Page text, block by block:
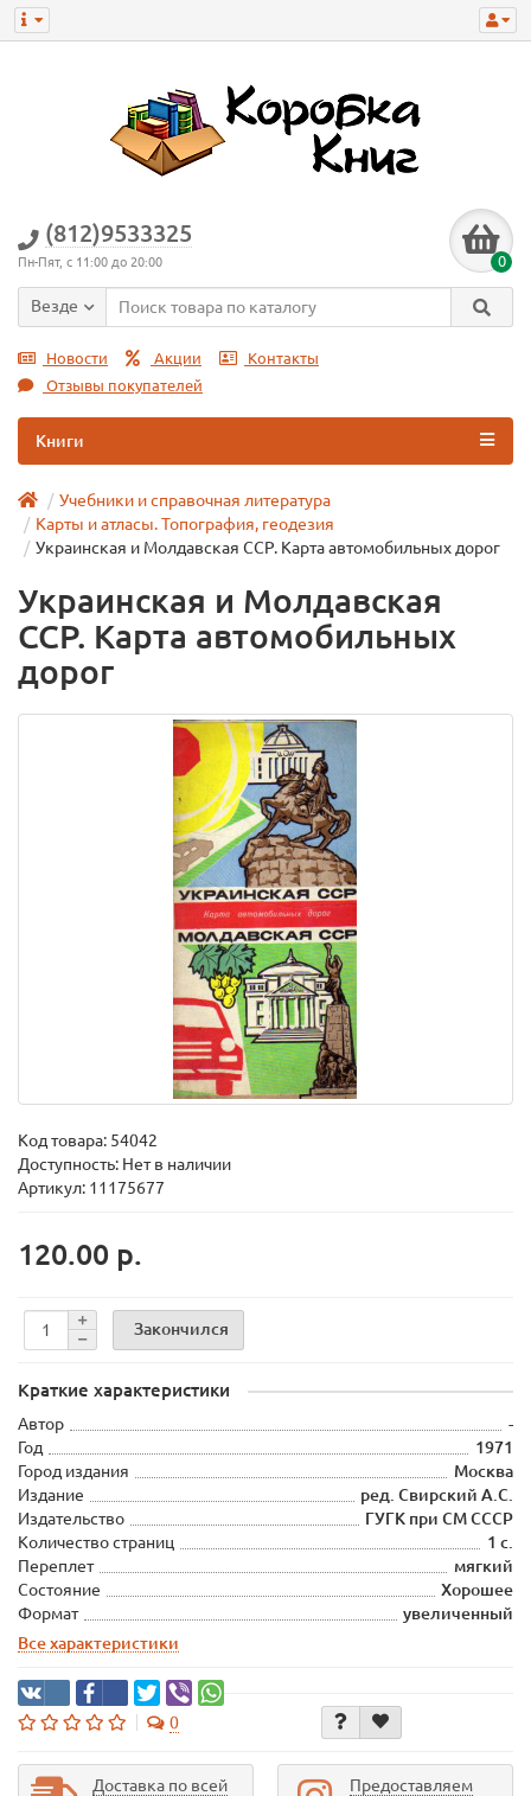
(812)9533325
Пн-Пят, с 11:00 до 20:00 0
Везде
Новости Акции
Контакты
Отзывы покупателей
Книги
Учебники и справочная литература
Карты и атласы. Топография, геодезия
Украинская и Молдавская ССР. Карта автомобильных дорог
Украинская и Молдавская
ССР. Карта автомобильных
дорог
Код товара: 54042
Доступность: Нет в наличии
Артикул: 11175677
120.00 р.
Закончился
Краткие характеристики
Автор
-
Год
1971
Город издания
Москва
Издание
ред. Свирский А.С.
Издательство
ГУГК при СМ СССР
Количество страниц
1 с.
Переплет
мягкий
Состояние
Хорошее
Формат
увеличенный
Все характеристики
0
Доставка по всей
Предоставляем